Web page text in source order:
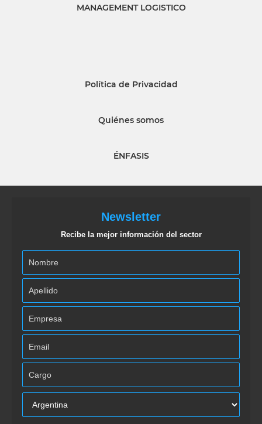
MANAGEMENT LOGISTICO
Política de Privacidad
Quiénes somos
ÉNFASIS
Newsletter
Recibe la mejor información del sector